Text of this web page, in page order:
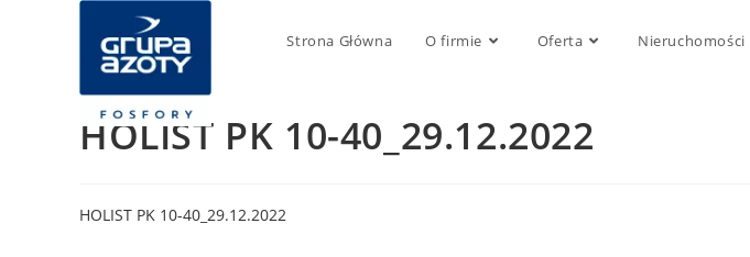
Strona Główna O firmie Oferta Nieruchomości
HOLIST PK 10-40_29.12.2022
HOLIST PK 10-40_29.12.2022